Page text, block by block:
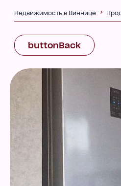
Недвижимость в Виннице
buttonBack